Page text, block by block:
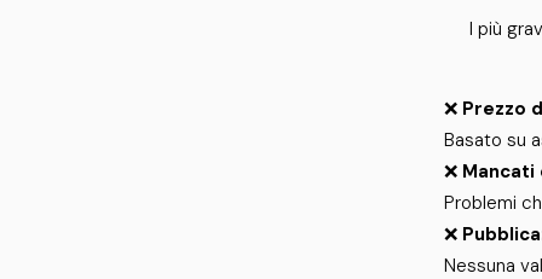
I più
❌ Prezzo
Basato su
❌
Problemi
❌
Nessuna